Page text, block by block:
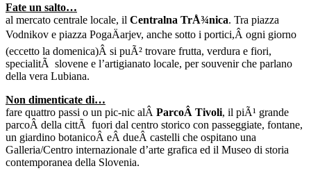
Fate un salto…
al mercato centrale locale, il Centralna TrÅ¾nica. Tra piazza
Vodnikov e piazza PogaÄarjev, anche sotto i portici,Â ogni giorno
(eccetto la domenica)Â si puÃ² trovare frutta, verdura e fiori,
specialitÃ slovene e l’artigianato locale, per souvenir che parlano
della vera Lubiana.
Non dimenticate di…
fare quattro passi o un pic-nic alÂ ParcoÂ Tivoli, il piÃ¹ grande
parcoÂ della cittÃ fuori dal centro storico con passeggiate, fontane,
un giardino botanicoÂ eÂ dueÂ castelli che ospitano una
Galleria/Centro internazionale d’arte grafica ed il Museo di storia
contemporanea della Slovenia.